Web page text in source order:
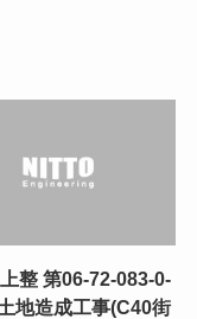
整 第06-72-083-0-
地造成工事(C40街